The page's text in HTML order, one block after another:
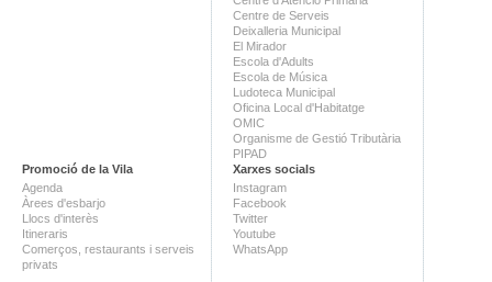
Centre de Serveis
Deixalleria Municipal
El Mirador
Escola d'Adults
Escola de Música
Ludoteca Municipal
Oficina Local d'Habitatge
OMIC
Organisme de Gestió Tributària
PIPAD
Promoció de la Vila
Agenda
Àrees d'esbarjo
Llocs d'interès
Itineraris
Comerços, restaurants i serveis
privats
Xarxes socials
Instagram
Facebook
Twitter
Youtube
WhatsApp